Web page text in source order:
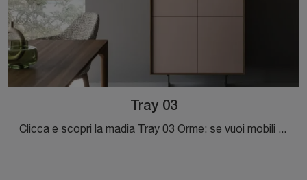
Tray 03
Clicca e scopri la madia Tray 03 Orme: se vuoi mobili in laccato opaco per stanze moderne, questa è la scelta ideale per te!